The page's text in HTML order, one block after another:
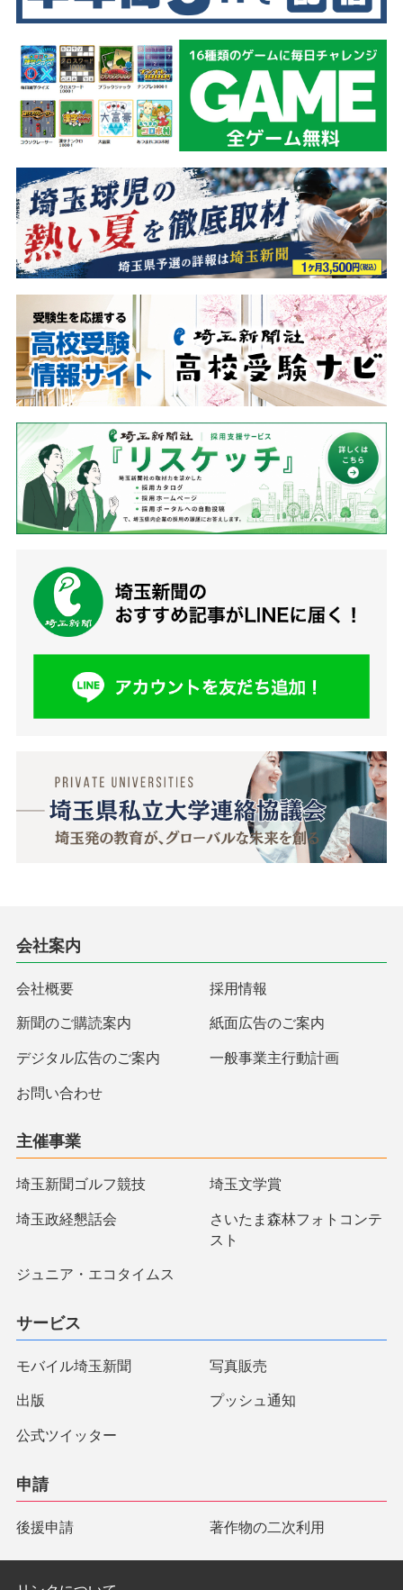
会社案内
会社概要 採用情報
新聞のご購読案内 紙面広告のご案内
デジタル広告のご案内 一般事業主行動計画
お問い合わせ
主催事業
埼玉新聞ゴルフ競技 埼玉文学賞
埼玉政経懇話会
さいたま森林フォトコンテ
スト
ジュニア・エコタイムス
サービス
モバイル埼玉新聞 写真販売
出版 プッシュ通知
公式ツイッター
申請
後援申請 著作物の二次利用